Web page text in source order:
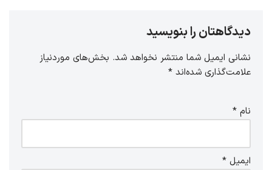
دیدگاهتان را بنویسید
نشانی ایمیل شما منتشر نخواهد شد. بخش‌های موردنیاز
علامت‌گذاری شده‌اند *
نام *
ایمیل *